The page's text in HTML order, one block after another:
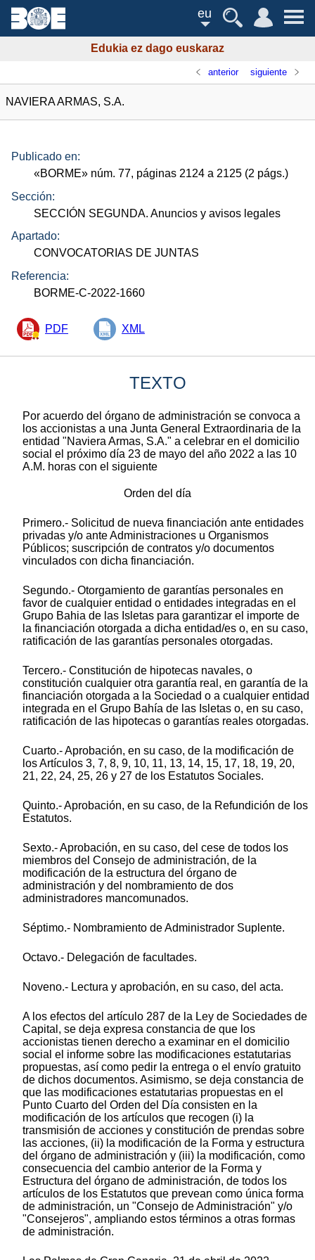
eu
Edukia ez dago euskaraz
anterior siguiente
NAVIERA ARMAS, S.A.
Publicado en:
«BORME» núm. 77, páginas 2124 a 2125 (2 págs.)
Sección:
SECCIÓN SEGUNDA. Anuncios y avisos legales
Apartado:
CONVOCATORIAS DE JUNTAS
Referencia:
BORME-C-2022-1660
PDF XML
TEXTO
Por acuerdo del órgano de administración se convoca a
los accionistas a una Junta General Extraordinaria de la
entidad "Naviera Armas, S.A." a celebrar en el domicilio
social el próximo día 23 de mayo del año 2022 a las 10
A.M. horas con el siguiente
Orden del día
Primero.- Solicitud de nueva financiación ante entidades
privadas y/o ante Administraciones u Organismos
Públicos; suscripción de contratos y/o documentos
vinculados con dicha financiación.
Segundo.- Otorgamiento de garantías personales en
favor de cualquier entidad o entidades integradas en el
Grupo Bahia de las Isletas para garantizar el importe de
la financiación otorgada a dicha entidad/es o, en su caso,
ratificación de las garantías personales otorgadas.
Tercero.- Constitución de hipotecas navales, o
constitución cualquier otra garantía real, en garantía de la
financiación otorgada a la Sociedad o a cualquier entidad
integrada en el Grupo Bahía de las Isletas o, en su caso,
ratificación de las hipotecas o garantías reales otorgadas.
Cuarto.- Aprobación, en su caso, de la modificación de
los Artículos 3, 7, 8, 9, 10, 11, 13, 14, 15, 17, 18, 19, 20,
21, 22, 24, 25, 26 y 27 de los Estatutos Sociales.
Quinto.- Aprobación, en su caso, de la Refundición de los
Estatutos.
Sexto.- Aprobación, en su caso, del cese de todos los
miembros del Consejo de administración, de la
modificación de la estructura del órgano de
administración y del nombramiento de dos
administradores mancomunados.
Séptimo.- Nombramiento de Administrador Suplente.
Octavo.- Delegación de facultades.
Noveno.- Lectura y aprobación, en su caso, del acta.
A los efectos del artículo 287 de la Ley de Sociedades de
Capital, se deja expresa constancia de que los
accionistas tienen derecho a examinar en el domicilio
social el informe sobre las modificaciones estatutarias
propuestas, así como pedir la entrega o el envío gratuito
de dichos documentos. Asimismo, se deja constancia de
que las modificaciones estatutarias propuestas en el
Punto Cuarto del Orden del Día consisten en la
modificación de los artículos que recogen (i) la
transmisión de acciones y constitución de prendas sobre
las acciones, (ii) la modificación de la Forma y estructura
del órgano de administración y (iii) la modificación, como
consecuencia del cambio anterior de la Forma y
Estructura del órgano de administración, de todos los
artículos de los Estatutos que prevean como única forma
de administración, un "Consejo de Administración" y/o
"Consejeros", ampliando estos términos a otras formas
de administración.